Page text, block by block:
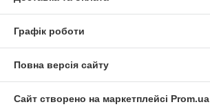
Графік роботи
Повна версія сайту
Сайт створено на маркетплейсі Prom.ua